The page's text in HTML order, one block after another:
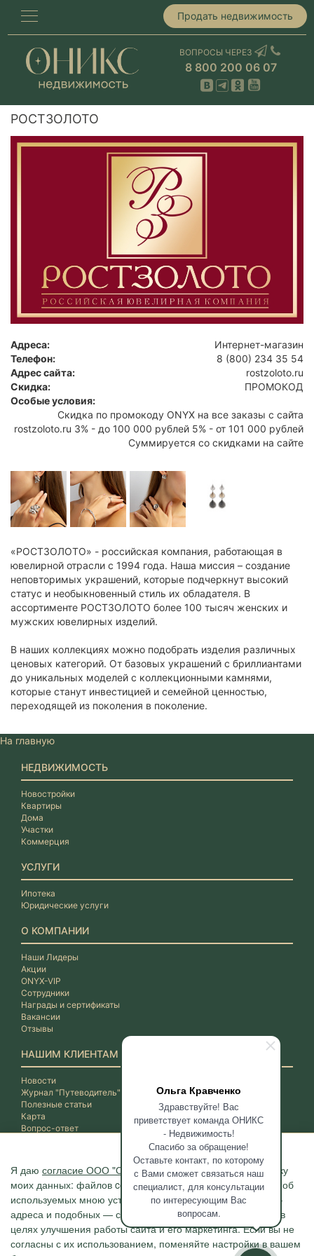
Ольга Кравченко
Здравствуйте! Вас
приветствует команда ОНИКС
- Недвижимость!
Спасибо за обращение!
Оставьте контакт, по которому
с Вами сможет связаться наш
специалист, для консультации
по интересующим Вас
вопросам.
Продать недвижимость
ВОПРОСЫ ЧЕРЕЗ
8 800 200 06 07
РОСТЗОЛОТО
Адреса:
Интернет-магазин
Телефон:
8 (800) 234 35 54
Адрес сайта:
rostzoloto.ru
Скидка:
ПРОМОКОД
Особые условия:
Скидка по промокоду ONYX на все заказы с сайта
rostzoloto.ru 3% - до 100 000 рублей 5% - от 101 000 рублей
Суммируется со скидками на сайте
«РОСТЗОЛОТО» - российская компания, работающая в
ювелирной отрасли с 1994 года. Наша миссия – создание
неповторимых украшений, которые подчеркнут высокий
статус и необыкновенный стиль их обладателя. В
ассортименте РОСТЗОЛОТО более 100 тысяч женских и
мужских ювелирных изделий.
В наших коллекциях можно подобрать изделия различных
ценовых категорий. От базовых украшений с бриллиантами
до уникальных моделей с коллекционными камнями,
которые станут инвестицией и семейной ценностью,
переходящей из поколения в поколение.
Я даю согласие ООО "ОНИКС-Недвижимость"на обработку
моих данных: файлов cookie, сведений о моих действиях, об
используемых мною устройствах, даты и время сессии, IP-
адреса и подобных — с помощью метрических программ в
целях улучшения работы сайта и его маркетинга. Если вы не
согласны с их использованием, поменяйте настройки в вашем
На главную
НЕДВИЖИМОСТЬ
Новостройки
Квартиры
Дома
Участки
Коммерция
УСЛУГИ
Ипотека
Юридические услуги
О КОМПАНИИ
Наши Лидеры
Акции
ONYX-VIP
Сотрудники
Награды и сертификаты
Вакансии
Отзывы
НАШИМ КЛИЕНТАМ
Новости
Журнал "Путеводитель"
Полезные статьи
Карта
Вопрос-ответ